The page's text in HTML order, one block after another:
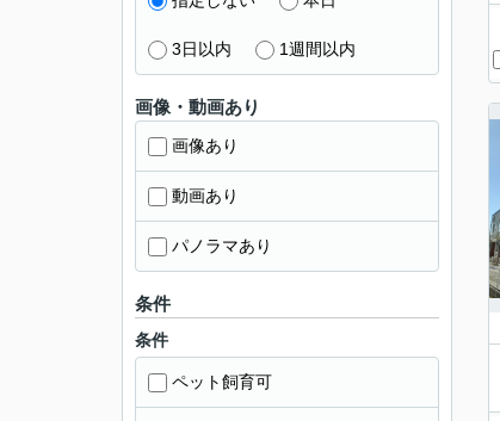
3日以内 1週間以内
画像・動画あり
画像あり
動画あり
パノラマあり
条件
条件
ペット飼育可